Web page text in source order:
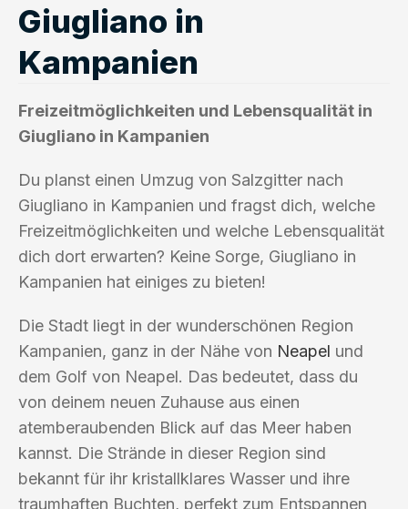
Giugliano in
Kampanien
Freizeitmöglichkeiten und Lebensqualität in
Giugliano in Kampanien
Du planst einen Umzug von Salzgitter nach
Giugliano in Kampanien und fragst dich, welche
Freizeitmöglichkeiten und welche Lebensqualität
dich dort erwarten? Keine Sorge, Giugliano in
Kampanien hat einiges zu bieten!
Die Stadt liegt in der wunderschönen Region
Kampanien, ganz in der Nähe von Neapel und
dem Golf von Neapel. Das bedeutet, dass du
von deinem neuen Zuhause aus einen
atemberaubenden Blick auf das Meer haben
kannst. Die Strände in dieser Region sind
bekannt für ihr kristallklares Wasser und ihre
traumhaften Buchten, perfekt zum Entspannen